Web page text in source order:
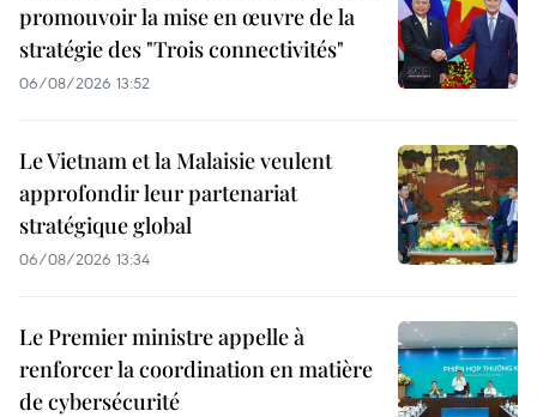
promouvoir la mise en œuvre de la
stratégie des "Trois connectivités"
06/08/2026 13:52
Le Vietnam et la Malaisie veulent
approfondir leur partenariat
stratégique global
06/08/2026 13:34
Le Premier ministre appelle à
renforcer la coordination en matière
de cybersécurité